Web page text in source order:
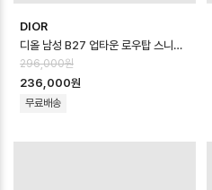
DIOR
디올 남성 B27 업타운 로우탑 스니커즈 - Dior Mens B27 Uptown Low …
296,000원
236,000원
무료배송